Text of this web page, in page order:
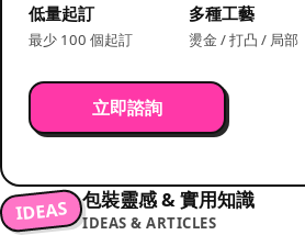
低量起訂
最少 100 個起訂
多種工藝
燙金 / 打凸 / 局部
立即諮詢
IDEAS 包裝靈感 & 實用知識
IDEAS & ARTICLES